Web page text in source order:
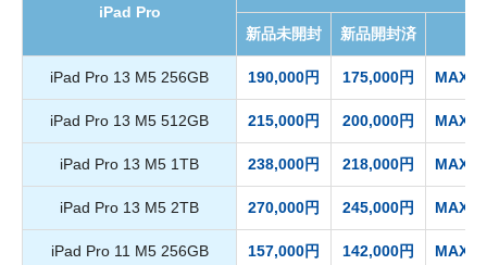
iPad Pro
新品未開封 新品開封済
iPad Pro 13 M5 256GB 190,000円 175,000円 MAX
iPad Pro 13 M5 512GB 215,000円 200,000円 MAX
iPad Pro 13 M5 1TB 238,000円 218,000円 MAX
iPad Pro 13 M5 2TB 270,000円 245,000円 MAX
iPad Pro 11 M5 256GB 157,000円 142,000円 MAX